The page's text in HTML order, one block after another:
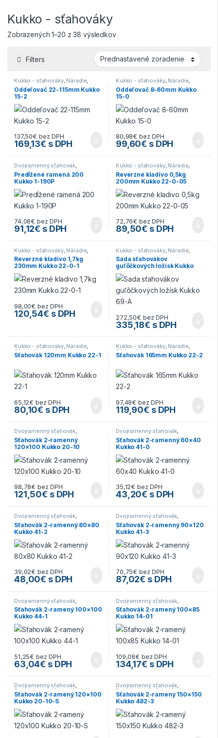
Kukko - sťahováky
Zobrazených 1–20 z 38 výsledkov
Filters
Kukko - sťahováky, Náradie,
Oddeľovač ložísk,Oddeľovač
ložísk, Sťahováky
Oddeľovač 22-115mm Kukko
15-2
137,50€ bez DPH
169,13€ s DPH
Kukko - sťahováky, Náradie,
Oddeľovač ložísk, Oddeľovač
ložísk, Sťahováky
Oddeľovač 8-60mm Kukko
15-0
80,98€ bez DPH
99,60€ s DPH
Dvojramenný sťahovák,
Dvojramenný sťahovák ,Kukko -
sťahováky, Náradie,Sťahováky
Predĺžené ramená 200
Kukko 1-190P
74,08€ bez DPH
91,12€ s DPH
Kukko - sťahováky, Náradie,
Sťahovák na vnútorné
vyťahovanie,Sťahováky
Reverzné kladivo 0,5kg
200mm Kukko 22-0-05
72,76€ bez DPH
89,50€ s DPH
Kukko - sťahováky, Náradie
Sťahovák na vnútorné
vyťahovanie,Sťahováky
Reverzné kladivo 1,7kg
230mm Kukko 22-0-1
98,00€ bez DPH
120,54€ s DPH
Kukko - sťahováky, Náradie
Sada sťahovákov , Sada
sťahovakov,Sťahováky
Sada sťahovákov
guľôčkových ložísk Kukko
69-A
272,50€ bez DPH
335,18€ s DPH
Kukko - sťahováky, Náradie,
Sťahovák na vnútorné
vyťahovanie,Sťahováky
Sťahovák 120mm Kukko 22-1
65,12€ bez DPH
80,10€ s DPH
Kukko - sťahováky, Náradie,
Sťahovák na vnútorné
vyťahovanie,Sťahováky
Sťahovák 165mm Kukko 22-2
97,48€ bez DPH
119,90€ s DPH
Dvojramenný sťahovák,
Dvojramenný sťahovák ,
sťahováky,Náradie,Sťahováky
Sťahovák 2-ramenný
120×100 Kukko 20-10
98,78€ bez DPH
121,50€ s DPH
Dvojramenný sťahovák,
Dvojramenný sťahovák , Kukko -
sťahováky,Náradie,Sťahováky
Sťahovák 2-ramenný 60×40
Kukko 41-0
35,12€ bez DPH
43,20€ s DPH
Dvojramenný sťahovák,
Dvojramenný sťahovák , Kukko -
sťahováky,Náradie,Sťahováky
Sťahovák 2-ramenný 80×80
Kukko 41-2
39,02€ bez DPH
48,00€ s DPH
Dvojramenný sťahovák,
Dvojramenný sťahovák , Kukko -
sťahováky,Náradie,Sťahováky
Sťahovák 2-ramenný 90×120
Kukko 41-3
70,75€ bez DPH
87,02€ s DPH
Dvojramenný sťahovák
Dvojramenný sťahovák, Kukko -
sťahováky,Náradie,Sťahováky
Sťahovák 2-ramený 100×100
Kukko 44-1
51,25€ bez DPH
63,04€ s DPH
Dvojramenný sťahovák
Dvojramenný sťahovák, Kukko -
sťahováky,Náradie,Sťahováky
Sťahovák 2-ramený 100×85
Kukko 14-01
109,08€ bez DPH
134,17€ s DPH
Dvojramenný sťahovák,
Dvojramenný sťahovák , Kukko -
sťahováky,Náradie,Sťahováky
Sťahovák 2-ramený 120×100
Kukko 20-10-S
Dvojramenný sťahovák,
Dvojramenný sťahovák ,Kukko -
sťahováky,Náradie,Sťahováky
Sťahovák 2-ramený 150×150
Kukko 482-3